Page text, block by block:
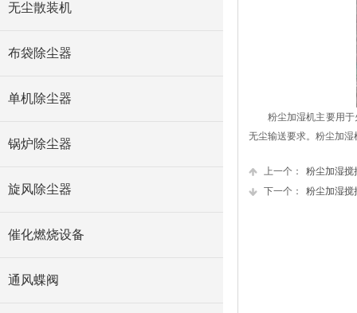
粉尘加湿机主要用
无尘输送要求。粉尘加
上一个：
粉尘加湿搅
下一个：
粉尘加湿搅
无尘散装机
布袋除尘器
单机除尘器
锅炉除尘器
旋风除尘器
催化燃烧设备
通风蝶阀